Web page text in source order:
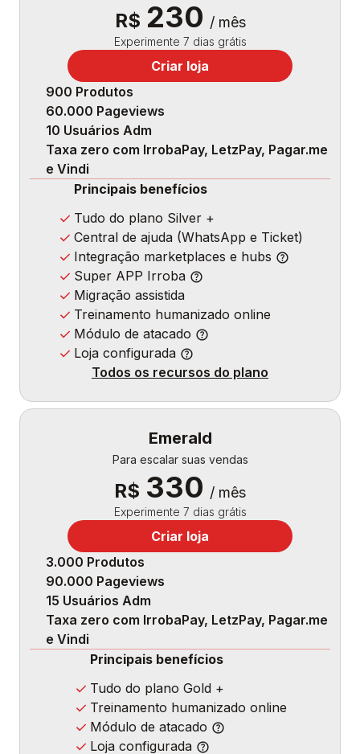
R$ 230 / mês
Experimente 7 dias grátis
Criar loja
900 Produtos
60.000 Pageviews
10 Usuários Adm
Taxa zero com IrrobaPay, LetzPay, Pagar.me
e Vindi
Principais benefícios
Tudo do plano Silver +
Central de ajuda (WhatsApp e Ticket)
Integração marketplaces e hubs
Super APP Irroba
Migração assistida
Treinamento humanizado online
Módulo de atacado
Loja configurada
Todos os recursos do plano
Emerald
Para escalar suas vendas
R$ 330 / mês
Experimente 7 dias grátis
Criar loja
3.000 Produtos
90.000 Pageviews
15 Usuários Adm
Taxa zero com IrrobaPay, LetzPay, Pagar.me
e Vindi
Principais benefícios
Tudo do plano Gold +
Treinamento humanizado online
Módulo de atacado
Loja configurada